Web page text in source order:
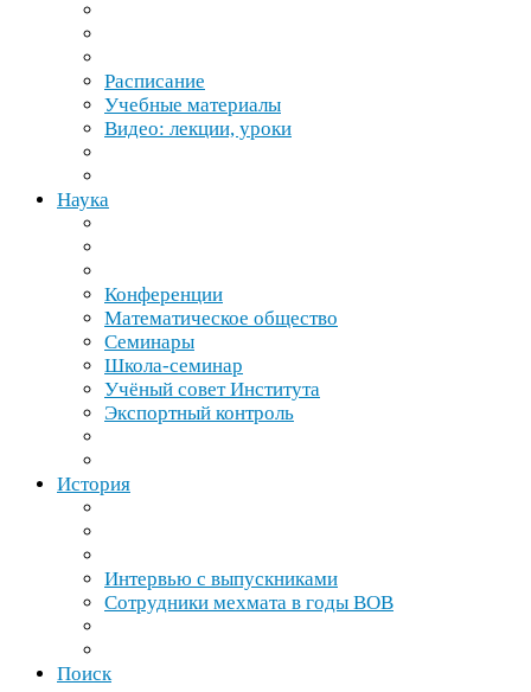
Расписание
Учебные материалы
Видео: лекции, уроки
Наука
Конференции
Математическое общество
Семинары
Школа-​семинар
Учёный совет Института
Экспортный контроль
История
Интервью с выпускниками
Сотрудники мехмата в годы ВОВ
Поиск